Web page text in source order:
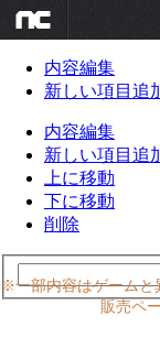
内容編集
新しい項目追
内容編集
新しい項目追
上に移動
下に移動
削除
※一部内容はゲームと
販売ペ